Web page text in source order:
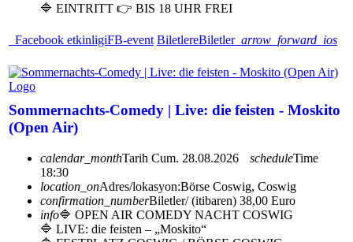
🔷 EINTRITT 👉 BIS 18 UHR FREI
Facebook etkinligiFB-event BiletlereBiletler arrow_forward_ios
Sommernachts-Comedy | Live: die feisten - Moskito
(Open Air)
calendar_monthTarih Cum. 28.08.2026 scheduleTime
18:30
location_onAdres/lokasyon:Börse Coswig, Coswig
confirmation_numberBiletler/ (itibaren) 38,00 Euro
info🔷 OPEN AIR COMEDY NACHT COSWIG
🔷 LIVE: die feisten – „Moskito“